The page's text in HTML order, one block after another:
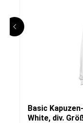
Basic
White, div.